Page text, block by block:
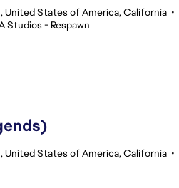
United States of America, California •
Studios - Respawn
United States of America, California •